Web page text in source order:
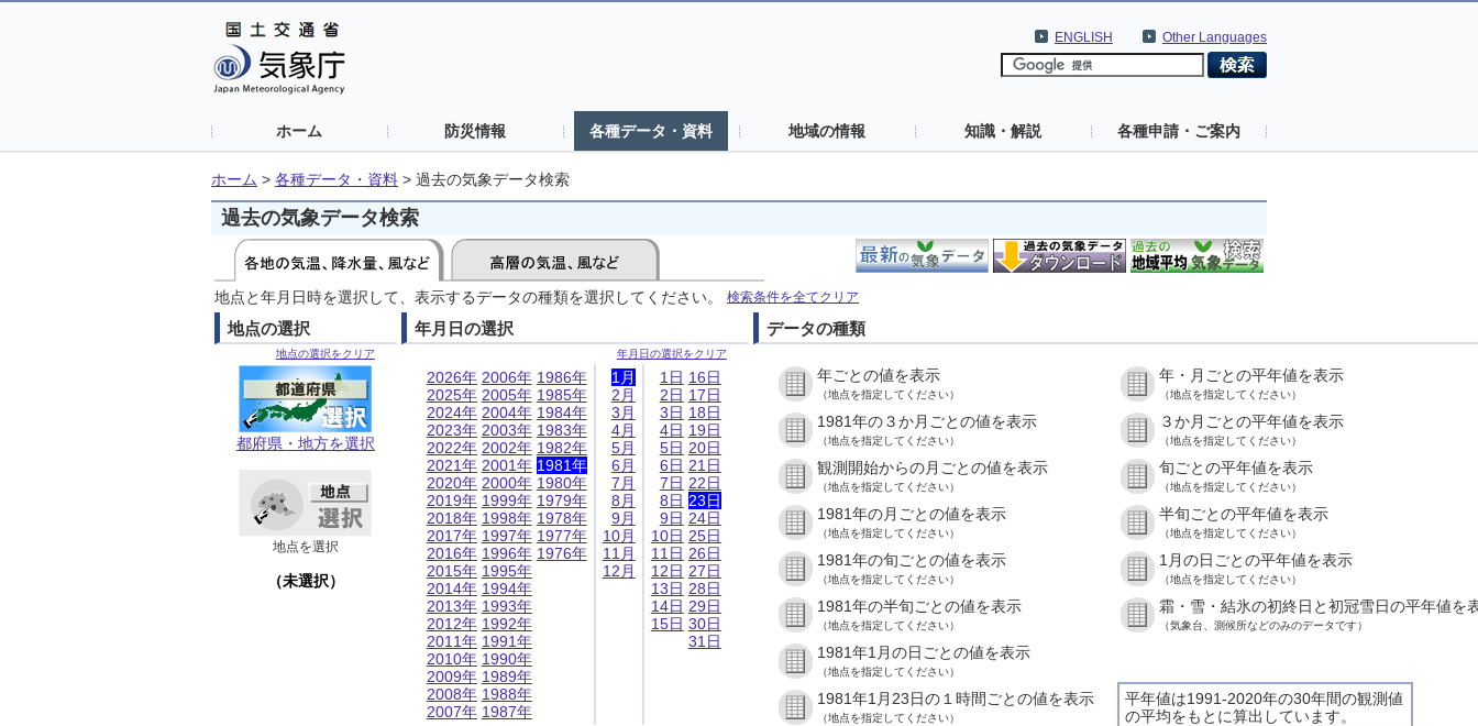
Other Languages
ENGLISH
ホーム 防災情報 各種データ・資料 地域の情報 知識・解説 各種申請・ご案内
ホーム > 各種データ・資料 > 過去の気象データ検索
過去の気象データ検索
地点と年月日時を選択して、表示するデータの種類を選択してください。 検索条件を全てクリア
地点の選択
地点の選択をクリア
都府県・地方を選択
地点を選択
（未選択）
年月日の選択
年月日の選択をクリア
2026年
2025年
2024年
2023年
2022年
2021年
2020年
2019年
2018年
2017年
2016年
2015年
2014年
2013年
2012年
2011年
2010年
2009年
2008年
2007年
2006年
2005年
2004年
2003年
2002年
2001年
2000年
1999年
1998年
1997年
1996年
1995年
1994年
1993年
1992年
1991年
1990年
1989年
1988年
1987年
1986年
1985年
1984年
1983年
1982年
1981年
1980年
1979年
1978年
1977年
1976年
1月
2月
3月
4月
5月
6月
7月
8月
9月
10月
11月
12月
1日
2日
3日
4日
5日
6日
7日
8日
9日
10日
11日
12日
13日
14日
15日
16日
17日
18日
19日
20日
21日
22日
23日
24日
25日
26日
27日
28日
29日
30日
31日
データの種類
年ごとの値を表示
（地点を指定してください）
年・月ごとの平年値を表示
（地点を指定してください）
1981年の３か月ごとの値を表示
（地点を指定してください）
３か月ごとの平年値を表示
（地点を指定してください）
観測開始からの月ごとの値を表示
（地点を指定してください）
旬ごとの平年値を表示
（地点を指定してください）
1981年の月ごとの値を表示
（地点を指定してください）
半旬ごとの平年値を表示
（地点を指定してください）
1981年の旬ごとの値を表示
（地点を指定してください）
1月の日ごとの平年値を表示
（地点を指定してください）
1981年の半旬ごとの値を表示
（地点を指定してください）
霜・雪・結氷の初終日と初冠雪日の平年値を
（気象台、測候所などのみのデータです）
1981年1月の日ごとの値を表示
（地点を指定してください）
平年値は1991-2020年の30年間の観測値
の平均をもとに算出しています。
1981年1月23日の１時間ごとの値を表示
（地点を指定してください）